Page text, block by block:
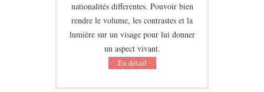
nationalités differentes. Pouvoir bien
rendre le volume, les contrastes et la
lumière sur un visage pour lui donner
un aspect vivant.
Еn détail